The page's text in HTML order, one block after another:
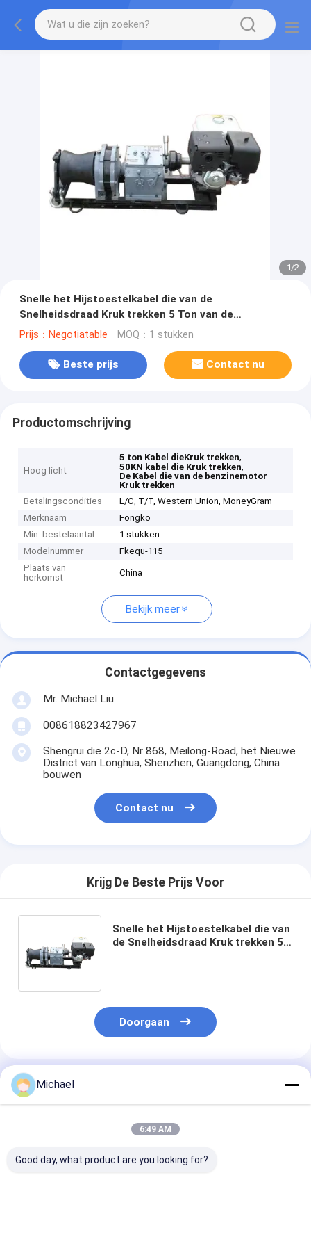
1/2
Snelle het Hijstoestelkabel die van de
Snelheidsdraad Kruk trekken 5 Ton van de
Benzinebenzine de Motor Aangedreven
Prijs：Negotiatable MOQ：1 stukken
Beste prijs Contact nu
Productomschrijving
Hoog licht
5 ton Kabel dieKruk trekken,
50KN kabel die Kruk trekken,
De Kabel die van de benzinemotor
Kruk trekken
Betalingscondities
L/C, T/T, Western Union, MoneyGram
Merknaam
Fongko
Min. bestelaantal
1 stukken
Modelnummer
Fkequ-115
Plaats van
herkomst
China
Bekijk meer
Contactgegevens
Mr. Michael Liu
008618823427967
Shengrui die 2c-D, Nr 868, Meilong-Road, het Nieuwe
District van Longhua, Shenzhen, Guangdong, China
bouwen
Contact nu
Krijg De Beste Prijs Voor
Snelle het Hijstoestelkabel die van
de Snelheidsdraad Kruk trekken 5
Doorgaan
Geadviseerde Producten
Michael
6:49 AM
Good day, what product are you looking for?